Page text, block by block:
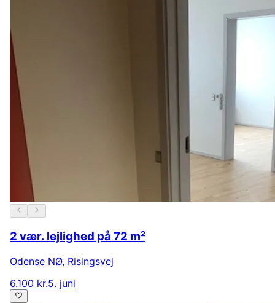
2 vær. lejlighed på 72 m²
Odense NØ, Risingsvej
6.100 kr.5. juni